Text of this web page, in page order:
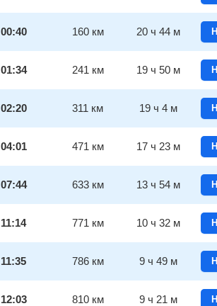
00:40 160 км 20 ч 44 м
01:34 241 км 19 ч 50 м
02:20 311 км 19 ч 4 м
04:01 471 км 17 ч 23 м
07:44 633 км 13 ч 54 м
11:14 771 км 10 ч 32 м
11:35 786 км 9 ч 49 м
12:03 810 км 9 ч 21 м